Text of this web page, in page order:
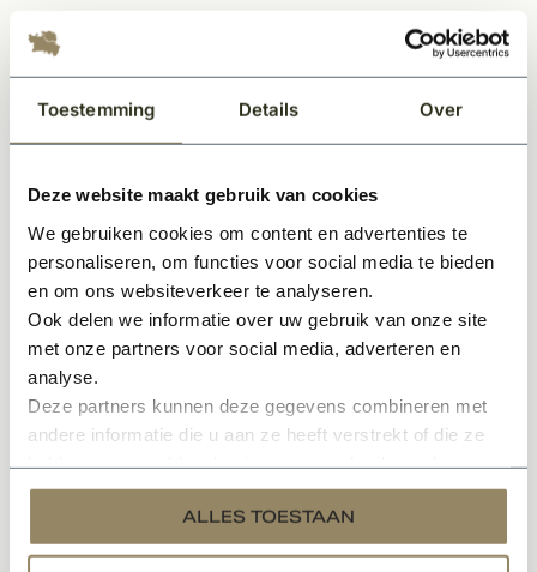
Toestemming Details Over
Deze website maakt gebruik van cookies
We gebruiken cookies om content en advertenties te
personaliseren, om functies voor social media te bieden
en om ons websiteverkeer te analyseren.
Ook delen we informatie over uw gebruik van onze site
met onze partners voor social media, adverteren en
analyse.
Deze partners kunnen deze gegevens combineren met
andere informatie die u aan ze heeft verstrekt of die ze
services.
ALLES TOESTAAN
• Unieke afwerking
• Tijdloos
• Sfeervol en karakteristieke uitstraling
• Onderhoudsvriendelijk materiaal
Specificaties
Gerelateerde producten